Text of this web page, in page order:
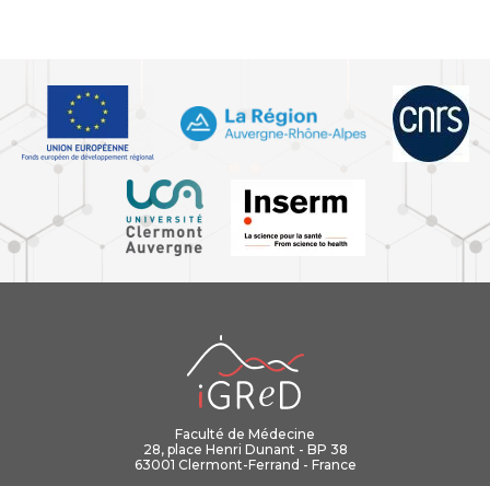
Faculté de Médecine
28, place Henri Dunant - BP 38
63001 Clermont-Ferrand - France